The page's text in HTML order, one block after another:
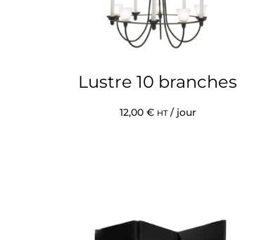
Lustre 10 branches
12,00 € HT/ jour